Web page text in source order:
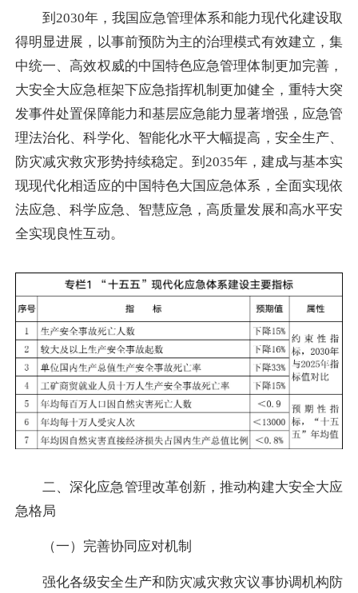
到2030年，我国应急管理体系和能力现代化建设取
得明显进展，以事前预防为主的治理模式有效建立，集
中统一、高效权威的中国特色应急管理体制更加完善，
大安全大应急框架下应急指挥机制更加健全，重特大突
发事件处置保障能力和基层应急能力显著增强，应急管
理法治化、科学化、智能化水平大幅提高，安全生产、
防灾减灾救灾形势持续稳定。到2035年，建成与基本实
现现代化相适应的中国特色大国应急体系，全面实现依
法应急、科学应急、智慧应急，高质量发展和高水平安
全实现良性互动。
二、深化应急管理改革创新，推动构建大安全大应
急格局
（一）完善协同应对机制
强化各级安全生产和防灾减灾救灾议事协调机构防